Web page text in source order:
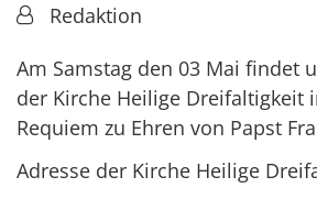
Von:Redaktion
Am Samstag den 03 Mai findet
der Kirche Heilige Dreifaltigkeit
Requiem zu Ehren von Papst
Adresse der Kirche Heilige